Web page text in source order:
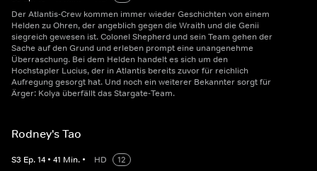
Der Atlantis-Crew kommen immer wieder Geschichten von einem
Helden zu Ohren, der angeblich gegen die Wraith und die Genii
siegreich gewesen ist. Colonel Shepherd und sein Team gehen der
Sache auf den Grund und erleben prompt eine unangenehme
Überraschung. Bei dem Helden handelt es sich um den
Hochstapler Lucius, der in Atlantis bereits zuvor für reichlich
Aufregung gesorgt hat. Und noch ein weiterer Bekannter sorgt für
Ärger: Kolya überfällt das Stargate-Team.
Rodney's Tao
S3 Ep.14 • 41 Min. • HD
12